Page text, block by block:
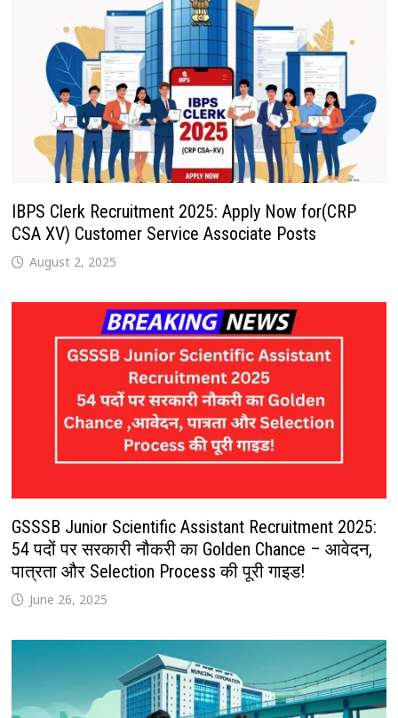
IBPS Clerk Recruitment 2025: Apply Now for(CRP
CSA XV) Customer Service Associate Posts
August 2, 2025
GSSSB Junior Scientific Assistant Recruitment 2025:
54 पदों पर सरकारी नौकरी का Golden Chance – आवेदन,
पात्रता और Selection Process की पूरी गाइड!
June 26, 2025